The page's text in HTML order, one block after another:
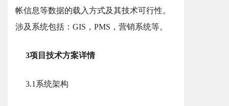
帐信息等数据的载入方式及其技术可行性。
涉及系统包括：GIS，PMS，营销系统等。
3项目技术方案详情
3.1系统架构